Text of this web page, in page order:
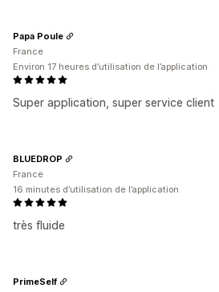
Super application, super service client
Papa Poule
France
Environ 17 heures d’utilisation de l’application
très fluide
BLUEDROP
France
16 minutes d’utilisation de l’application
PrimeSelf